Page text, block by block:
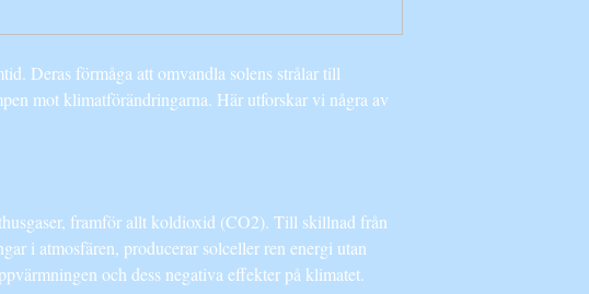
Deras förmåga att omvandla solens strålar till
mot klimatförändringarna. Här utforskar vi några av
framför allt koldioxid (CO2). Till skillnad från
i atmosfären, producerar solceller ren energi utan
och dess negativa effekter på klimatet.